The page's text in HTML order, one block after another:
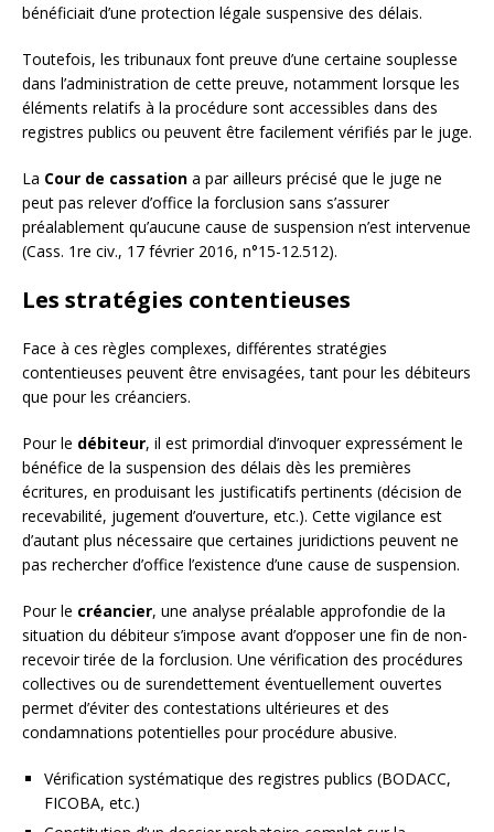
bénéficiait d’une protection légale suspensive des délais.
Toutefois, les tribunaux font preuve d’une certaine souplesse
dans l’administration de cette preuve, notamment lorsque les
éléments relatifs à la procédure sont accessibles dans des
registres publics ou peuvent être facilement vérifiés par le juge.
La Cour de cassation a par ailleurs précisé que le juge ne
peut pas relever d’office la forclusion sans s’assurer
préalablement qu’aucune cause de suspension n’est intervenue
(Cass. 1re civ., 17 février 2016, n°15-12.512).
Les stratégies contentieuses
Face à ces règles complexes, différentes stratégies
contentieuses peuvent être envisagées, tant pour les débiteurs
que pour les créanciers.
Pour le débiteur, il est primordial d’invoquer expressément le
bénéfice de la suspension des délais dès les premières
écritures, en produisant les justificatifs pertinents (décision de
recevabilité, jugement d’ouverture, etc.). Cette vigilance est
d’autant plus nécessaire que certaines juridictions peuvent ne
pas rechercher d’office l’existence d’une cause de suspension.
Pour le créancier, une analyse préalable approfondie de la
situation du débiteur s’impose avant d’opposer une fin de non-
recevoir tirée de la forclusion. Une vérification des procédures
collectives ou de surendettement éventuellement ouvertes
permet d’éviter des contestations ultérieures et des
condamnations potentielles pour procédure abusive.
Vérification systématique des registres publics (BODACC,
FICOBA, etc.)